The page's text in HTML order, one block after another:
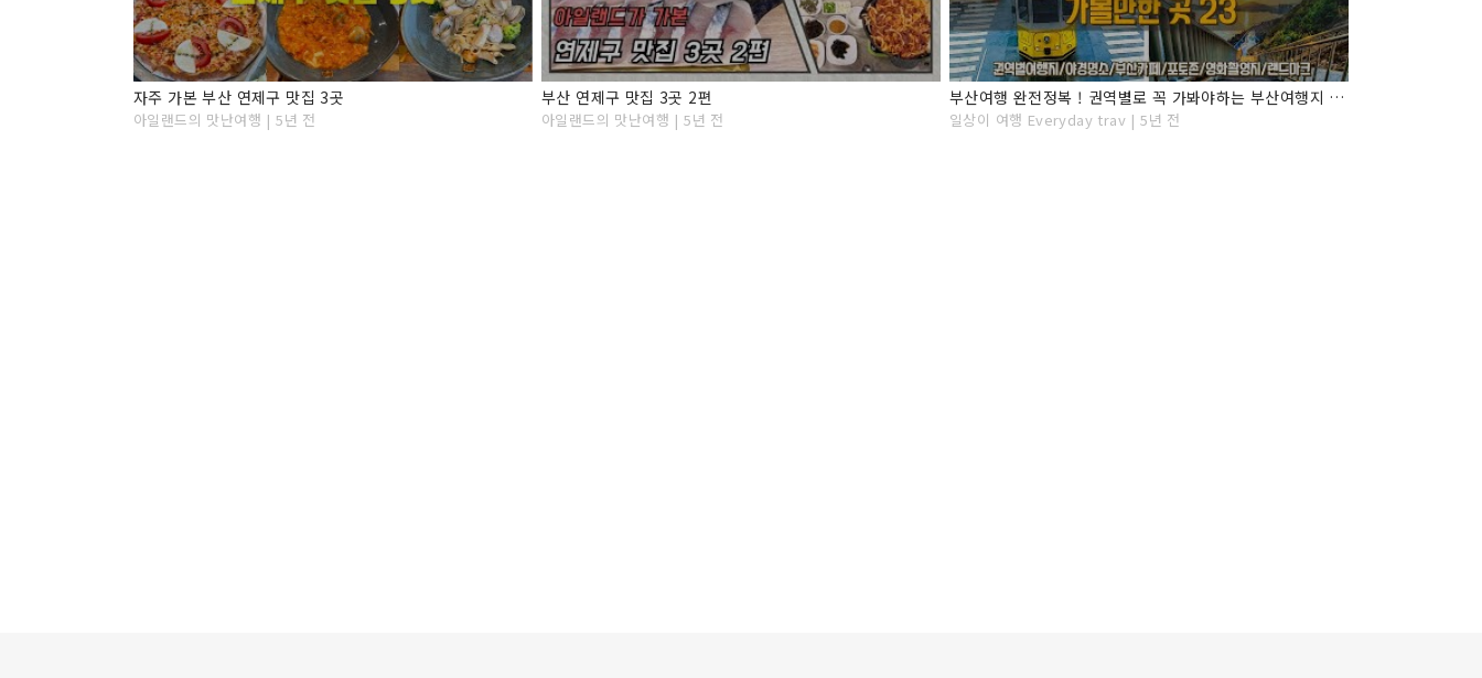
자주 가본 부산 연제구 맛집 3곳
아일랜드의 맛난여행 | 5년 전
부산 연제구 맛집 3곳 2편
아일랜드의 맛난여행 | 5년 전
부산여행 완전정복 ! 권역별로 꼭 가봐야하는 부산여행지 23곳 추천, 야경명소, 부산카페, 부산포토존, 부산숙소추천, 여행지 가는법과 꿀팁! Busan Travel
일상이 여행 Everyday trav | 5년 전